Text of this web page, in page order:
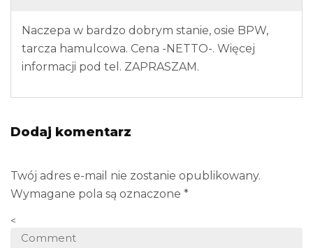
Naczepa w bardzo dobrym stanie, osie BPW,
tarcza hamulcowa. Cena -NETTO-. Więcej
informacji pod tel. ZAPRASZAM.
Dodaj komentarz
Twój adres e-mail nie zostanie opublikowany.
Wymagane pola są oznaczone *
<